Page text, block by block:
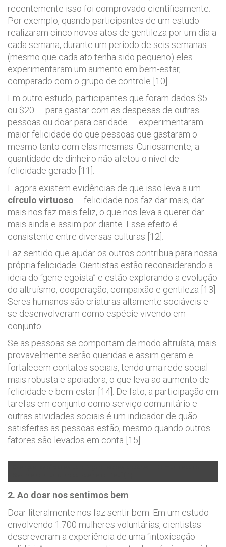
recentemente isso foi comprovado cientificamente.
Por exemplo, quando participantes de um estudo
realizaram cinco novos atos de gentileza por um dia a
cada semana, durante um período de seis semanas
(mesmo que cada ato tenha sido pequeno) eles
experimentaram um aumento em bem-estar,
comparado com o grupo de controle [10].
Em outro estudo, participantes que foram dados $5
ou $20 — para gastar com as despesas de outras
pessoas ou doar para caridade — experimentaram
maior felicidade do que pessoas que gastaram o
mesmo tanto com elas mesmas. Curiosamente, a
quantidade de dinheiro não afetou o nível de
felicidade gerado [11].
E agora existem evidências de que isso leva a um
círculo virtuoso – felicidade nos faz dar mais, dar
mais nos faz mais feliz, o que nos leva a querer dar
mais ainda e assim por diante. Esse efeito é
consistente entre diversas culturas [12].
Faz sentido que ajudar os outros contribua para nossa
própria felicidade. Cientistas estão reconsiderando a
ideia do “gene egoísta” e estão explorando a evolução
do altruísmo, cooperação, compaixão e gentileza [13].
Seres humanos são criaturas altamente sociáveis e
se desenvolveram como espécie vivendo em
conjunto.
Se as pessoas se comportam de modo altruísta, mais
provavelmente serão queridas e assim geram e
fortalecem contatos sociais, tendo uma rede social
mais robusta e apoiadora, o que leva ao aumento de
felicidade e bem-estar [14]. De fato, a participação em
tarefas em conjunto como serviço comunitário e
outras atividades sociais é um indicador de quão
satisfeitas as pessoas estão, mesmo quando outros
fatores são levados em conta [15].
2. Ao doar nos sentimos bem
Doar literalmente nos faz sentir bem. Em um estudo
envolvendo 1.700 mulheres voluntárias, cientistas
descreveram a experiência de uma “intoxicação